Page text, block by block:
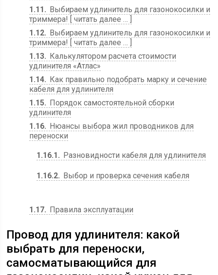
1.11
Выбираем удлинитель для газонокосилки и
триммера! [ читать далее … ]
1.12
Выбираем удлинитель для газонокосилки и
триммера! [ читать далее … ]
1.13
Калькулятором расчета стоимости
удлинителя «Атлас»
1.14
Как правильно подобрать марку и сечение
кабеля для удлинителя
1.15
Порядок самостоятельной сборки
удлинителя
1.16
Нюансы выбора жил проводников для
переноски
1.16.1 Разновидности кабеля для удлинителя
1.16.2 Выбор и проверка сечения кабеля
1.17 Правила эксплуатации
Провод для удлинителя: какой
выбрать для переноски,
самосматывающийся для